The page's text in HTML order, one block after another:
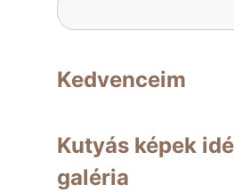
Kedvenceim
Kutyás képek
galéria